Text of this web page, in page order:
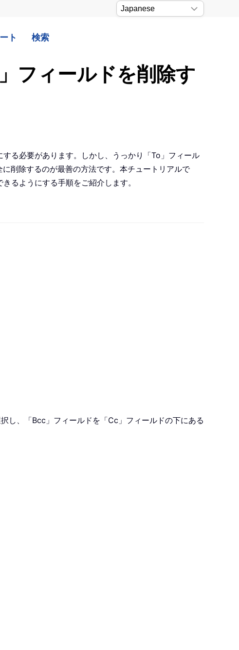
ト 検索
フィールドを削除す
る必要があります。しかし、うっかり「To」フィール
削除するのが最善の方法です。本チュートリアルで
るようにする手順をご紹介します。
し、「Bcc」フィールドを「Cc」フィールドの下にある